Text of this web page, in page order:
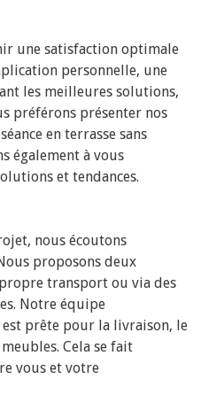
une satisfaction optimale
personnelle, une
les meilleures solutions,
préférons présenter nos
en terrasse sans
également à vous
et tendances.
nous écoutons
proposons deux
transport ou via des
Notre équipe
prête pour la livraison, le
Cela se fait
vous et votre